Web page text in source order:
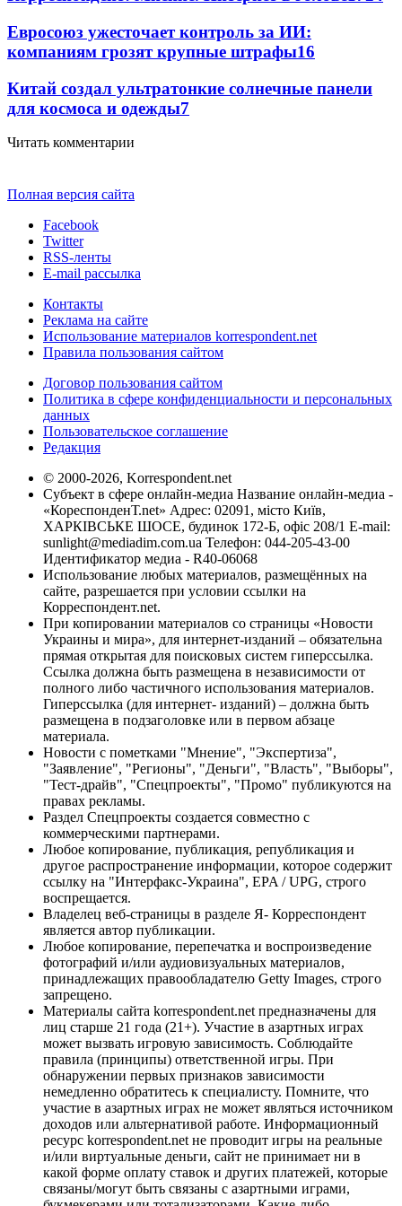
Евросоюз ужесточает контроль за ИИ:
компаниям грозят крупные штрафы16
Китай создал ультратонкие солнечные панели
для космоса и одежды7
Читать комментарии
Полная версия сайта
Facebook
Twitter
RSS-ленты
E-mail рассылка
Контакты
Реклама на сайте
Использование материалов korrespondent.net
Правила пользования сайтом
Договор пользования сайтом
Политика в сфере конфиденциальности и персональных
данных
Пользовательское соглашение
Редакция
© 2000-2026, Korrespondent.net
Субъект в сфере онлайн-медиа Название онлайн-медиа -
«КореспонденТ.net» Адрес: 02091, місто Київ,
ХАРКІВСЬКЕ ШОСЕ, будинок 172-Б, офіс 208/1 E-mail:
sunlight@mediadim.com.ua Телефон: 044-205-43-00
Идентификатор медиа - R40-06068
Использование любых материалов, размещённых на
сайте, разрешается при условии ссылки на
Корреспондент.net.
При копировании материалов со страницы «Новости
Украины и мира», для интернет-изданий – обязательна
прямая открытая для поисковых систем гиперссылка.
Ссылка должна быть размещена в независимости от
полного либо частичного использования материалов.
Гиперссылка (для интернет- изданий) – должна быть
размещена в подзаголовке или в первом абзаце
материала.
Новости с пометками "Мнение", "Экспертиза",
"Заявление", "Регионы", "Деньги", "Власть", "Выборы",
"Тест-драйв", "Спецпроекты", "Промо" публикуются на
правах рекламы.
Раздел Спецпроекты создается совместно с
коммерческими партнерами.
Любое копирование, публикация, републикация и
другое распространение информации, которое содержит
ссылку на "Интерфакс-Украина", EPA / UPG, строго
воспрещается.
Владелец веб-страницы в разделе Я- Корреспондент
является автор публикации.
Любое копирование, перепечатка и воспроизведение
фотографий и/или аудиовизуальных материалов,
принадлежащих правообладателю Getty Images, строго
запрещено.
Материалы сайта korrespondent.net предназначены для
лиц старше 21 года (21+). Участие в азартных играх
может вызвать игровую зависимость. Соблюдайте
правила (принципы) ответственной игры. При
обнаружении первых признаков зависимости
немедленно обратитесь к специалисту. Помните, что
участие в азартных играх не может являться источником
доходов или альтернативой работе. Информационный
ресурс korrespondent.net не проводит игры на реальные
и/или виртуальные деньги, сайт не принимает ни в
какой форме оплату ставок и других платежей, которые
связаны/могут быть связаны с азартными играми,